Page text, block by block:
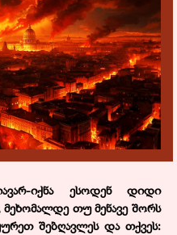
იქნა ესოდენ დიდი
თუ მენავე შორს
შებღავლეს და თქვეს: